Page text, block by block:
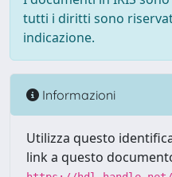
tutti i diritti sono
indicazione.
Informazioni
Utilizza questo
link a questo